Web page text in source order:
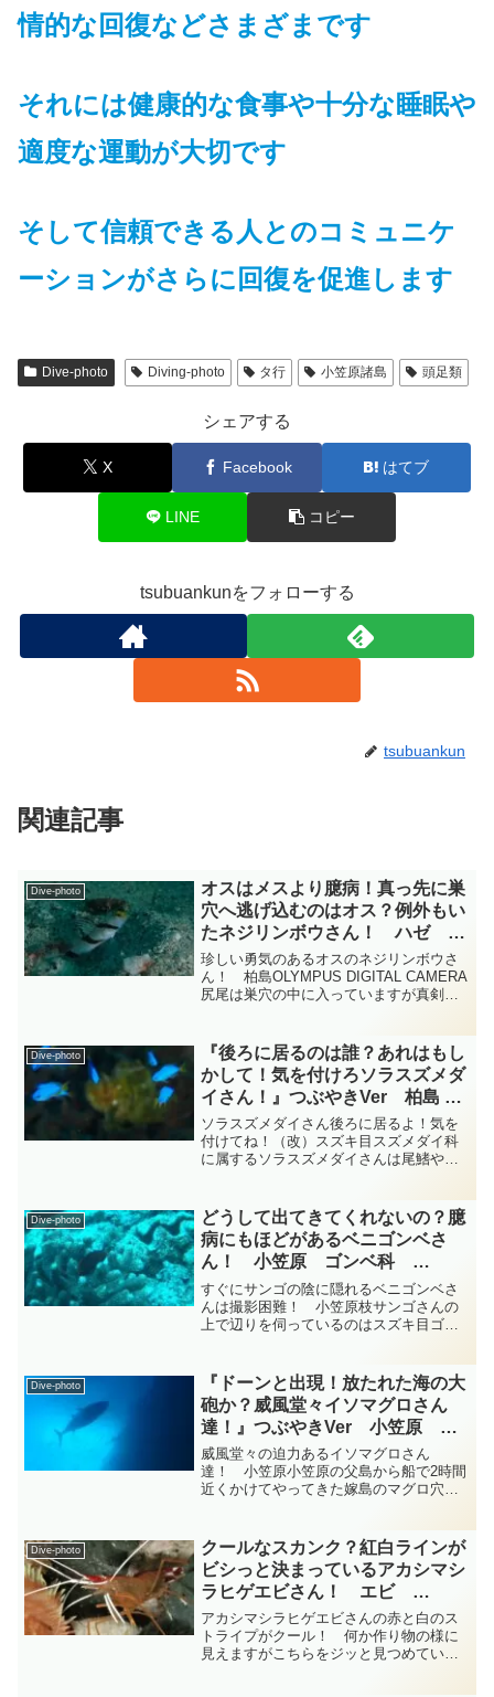
情的な回復などさまざまです
それには健康的な食事や十分な睡眠や
適度な運動が大切です
そして信頼できる人とのコミュニケ
ーションがさらに回復を促進します
Dive-photo Diving-photo タ行 小笠原諸島 頭足類
シェアする
X Facebook はてブ
LINE コピー
tsubuankunをフォローする
tsubuankun
関連記事
Dive-photo
オスはメスより臆病！真っ先に巣
穴へ逃げ込むのはオス？例外もい
たネジリンボウさん！ ハゼ 柏
島 diving-photo-summary-
tsubuankun
珍しい勇気のあるオスのネジリンボウさ
ん！ 柏島OLYMPUS DIGITAL CAMERA
尻尾は巣穴の中に入っていますが真剣な
ウ属に属するネジリンボウさんではない
でしょ...
Dive-photo
『後ろに居るのは誰？あれはもし
かして！気を付けろソラスズメダ
イさん！』つぶやきVer 柏島 ダ
イビング‐フォト‐tsubuankun
ソラスズメダイさん後ろに居るよ！気を
付けてね！（改）スズキ目スズメダイ科
に属するソラスズメダイさんは尾鰭や臀
が青色または透明で黄色っぽくなること
はありません・・・その点...
Dive-photo
どうして出てきてくれないの？臆
病にもほどがあるベニゴンベさ
ん！ 小笠原 ゴンベ科
diving-photo‐tsubuankun
すぐにサンゴの陰に隠れるベニゴンベさ
んは撮影困難！ 小笠原枝サンゴさんの
上で辺りを伺っているのはスズキ目ゴン
で遠くから撮影してみましたが体長10cm
弱程度で吻は短く体高は...
Dive-photo
『ドーンと出現！放たれた海の大
砲か？威風堂々イソマグロさん
達！』つぶやきVer 小笠原 ダ
イビングｰフォト‐tsubuankun
威風堂々の迫力あるイソマグロさん
達！ 小笠原小笠原の父島から船で2時間
近くかけてやってきた嫁島のマグロ穴と
サバ科イソマグロ属のイソマグロさん達
が潮の流れなんか俺たちには...
Dive-photo
クールなスカンク？紅白ラインが
ビシっと決まっているアカシマシ
ラヒゲエビさん！ エビ
diving-photo-summary-
tsubuankun
アカシマシラヒゲエビさんの赤と白のス
トライプがクール！ 何か作り物の様に
見えますがこちらをジッと見つめている